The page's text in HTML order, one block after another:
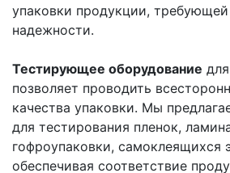
упаковки продукции,
надежности.
Тестирующее оборудование
позволяет проводить
качества упаковки. Мы
для тестирования пленок,
гофроупаковки, самоклеящихся
обеспечивая соответствие